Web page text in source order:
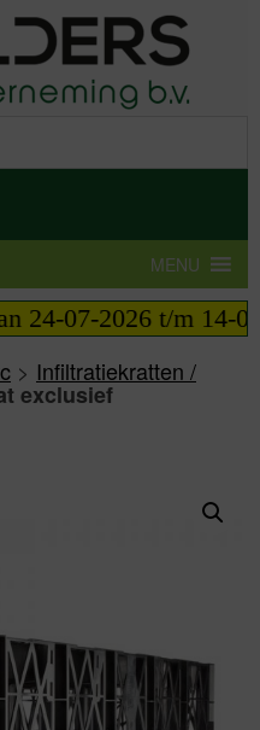
MENU
2026 t/m 14-08-
> Infiltratiekratten /
exclusief